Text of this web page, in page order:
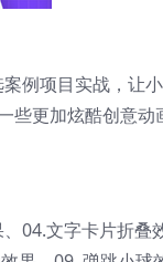
例项目实战，让
些更加炫酷创意
04.文字卡片折叠